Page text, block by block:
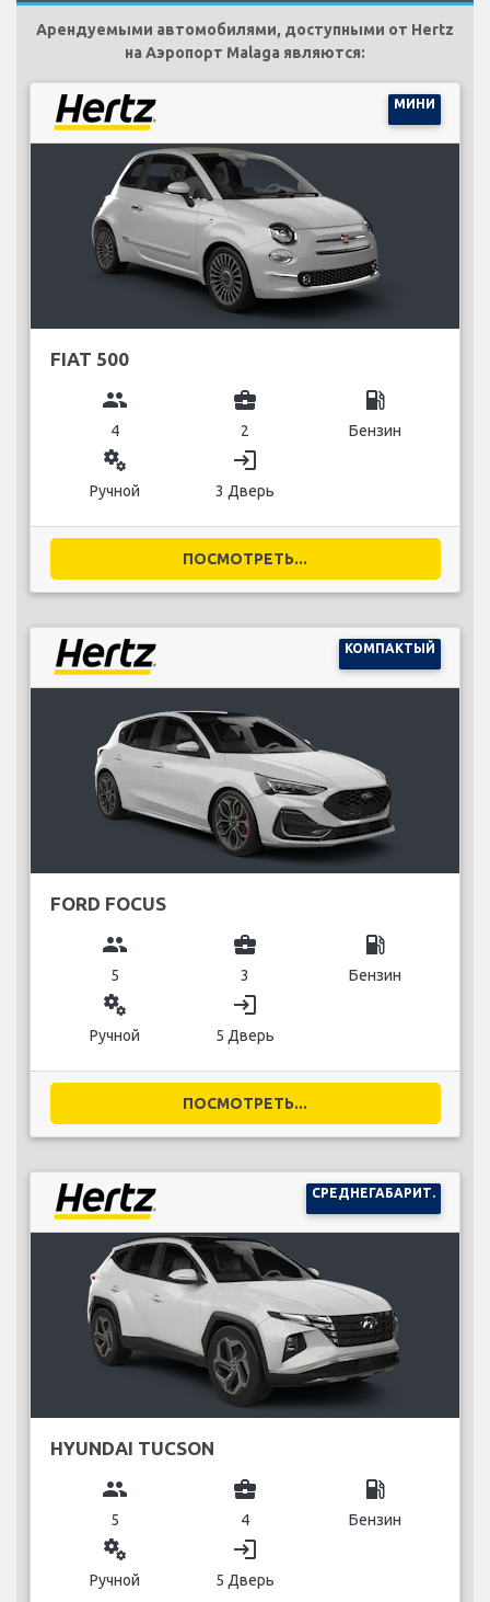
Арендуемыми автомобилями, доступными от Hertz
на Аэропорт Malaga являются:
МИНИ
FIAT 500
group
4
business_center
2
local_gas_station
Бензин
miscellaneous_services
Ручной
login
3 Дверь
ПОСМОТРЕТЬ...
КОМПАКТЫЙ
FORD FOCUS
group
5
business_center
3
local_gas_station
Бензин
miscellaneous_services
Ручной
login
5 Дверь
ПОСМОТРЕТЬ...
СРЕДНЕГАБАРИТ.
HYUNDAI TUCSON
group
5
business_center
4
local_gas_station
Бензин
miscellaneous_services
Ручной
login
5 Дверь